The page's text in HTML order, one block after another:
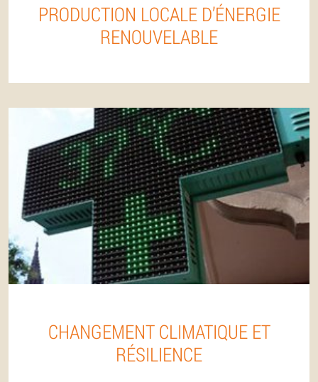
PRODUCTION LOCALE D’ÉNERGIE
RENOUVELABLE
CHANGEMENT CLIMATIQUE ET
RÉSILIENCE